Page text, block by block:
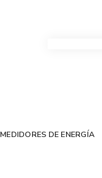
MEDIDORES DE ENERGÍA